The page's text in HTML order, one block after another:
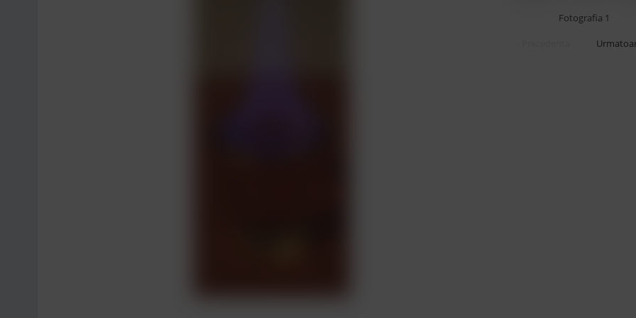
Fotografia 1